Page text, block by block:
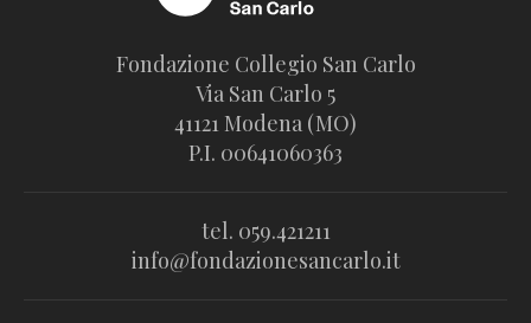
Fondazione Collegio San Carlo
Via San Carlo 5
41121 Modena (MO)
P.I. 00641060363
tel. 059.421211
info@fondazionesancarlo.it